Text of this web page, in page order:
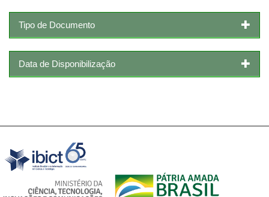
Tipo de Documento
Data de Disponibilização